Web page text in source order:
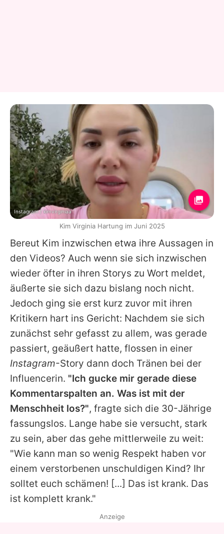
Bereut Kim inzwischen etwa ihre Aussagen in
den Videos? Auch wenn sie sich inzwischen
wieder öfter in ihren Storys zu Wort meldet,
äußerte sie sich dazu bislang noch nicht.
Jedoch ging sie erst kurz zuvor mit ihren
Kritikern hart ins Gericht: Nachdem sie sich
zunächst sehr gefasst zu allem, was gerade
passiert, geäußert hatte, flossen in einer
Instagram-Story dann doch Tränen bei der
Influencerin. "Ich gucke mir gerade diese
Kommentarspalten an. Was ist mit der
Menschheit los?", fragte sich die 30-Jährige
fassungslos. Lange habe sie versucht, stark
zu sein, aber das gehe mittlerweile zu weit:
"Wie kann man so wenig Respekt haben vor
einem verstorbenen unschuldigen Kind? Ihr
solltet euch schämen! [...] Das ist krank. Das
ist komplett krank."
Instagram / kimvirginiaa
Kim Virginia Hartung im Juni 2025
Anzeige